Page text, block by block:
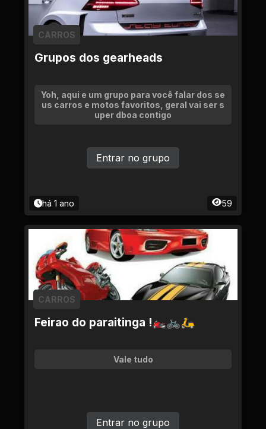
Grupos dos gearheads
CARROS
Yoh, aqui e um grupo para você falar dos se
us carros e motos favoritos, geral vai ser s
uper dboa contigo
há 1 ano 59
Entrar no grupo
Feirao do paraitinga !🏍🚲🛵
CARROS
Vale tudo
Entrar no grupo